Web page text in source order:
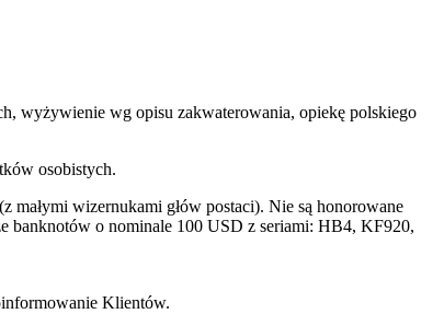
wyżywienie wg opisu zakwaterowania, opiekę polskiego
osobistych.
wizernukami głów postaci). Nie są honorowane
banknotów o nominale 100 USD z seriami: HB4, KF920,
Klientów.